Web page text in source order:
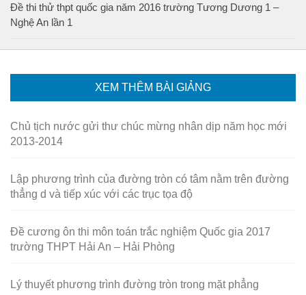
Đề thi thử thpt quốc gia năm 2016 trường Tương Dương 1 –
Nghệ An lần 1
XEM THÊM BÀI GIẢNG
Chủ tịch nước gửi thư chúc mừng nhân dịp năm học mới
2013-2014
Lập phương trình của đường tròn có tâm nằm trên đường
thẳng d và tiếp xúc với các trục tọa độ
Đề cương ôn thi môn toán trắc nghiệm Quốc gia 2017
trường THPT Hải An – Hải Phòng
Lý thuyết phương trình đường tròn trong mặt phẳng